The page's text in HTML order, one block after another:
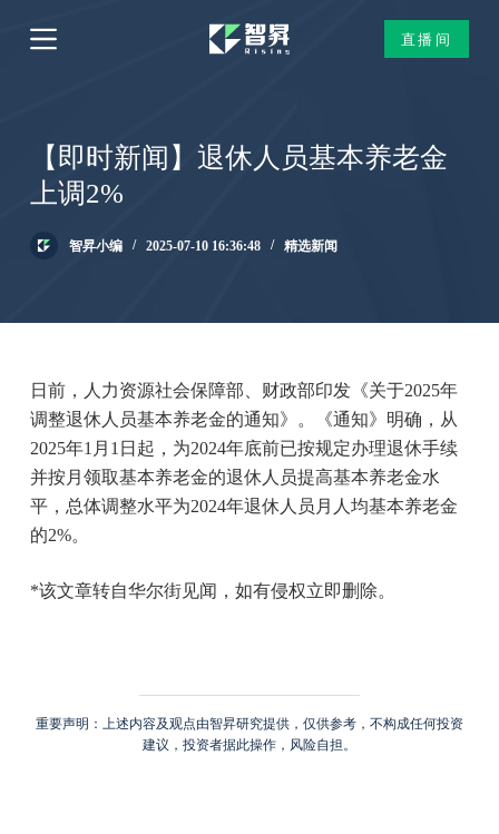
跳
过
直播间
【即时新闻】退休人员基本养老金
上调2%
智昇小编 2025-07-10 16:36:48 精选新闻
日前，人力资源社会保障部、财政部印发《关于2025年
调整退休人员基本养老金的通知》。《通知》明确，从
2025年1月1日起，为2024年底前已按规定办理退休手续
并按月领取基本养老金的退休人员提高基本养老金水
平，总体调整水平为2024年退休人员月人均基本养老金
的2%。
*该文章转自华尔街见闻，如有侵权立即删除。
重要声明：上述内容及观点由智昇研究提供，仅供参考，不构成任何投资
建议，投资者据此操作，风险自担。